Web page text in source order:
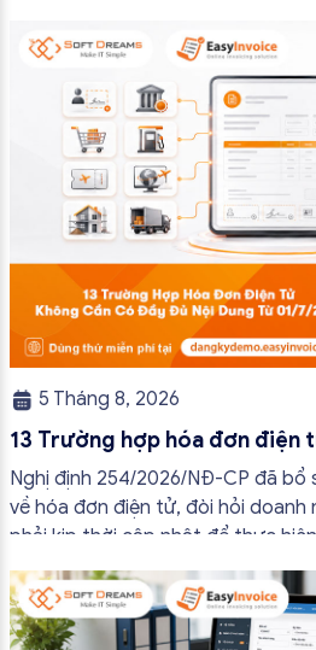
tránh lập hóa đơn không cần thiết
5 Tháng 8, 2026
13 Trường hợp hóa đơn điện
đủ nội dung từ 01/7/2026
Nghị định 254/2026/NĐ-CP đã bổ
về hóa đơn điện tử, đòi hỏi doanh
phải kịp thời cập nhật để thực
bài viết này, hóa đơn điện tử
trường hợp hóa đơn điện tử